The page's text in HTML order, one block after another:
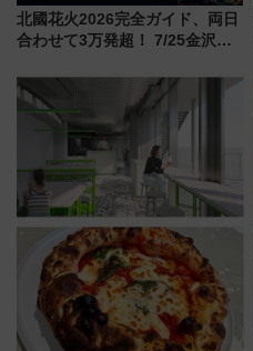
北國花火2026完全ガイド、両日
合わせて3万発超！ 7/25金沢大
会の日程・アクセス・観覧席ま
とめ（石川県）